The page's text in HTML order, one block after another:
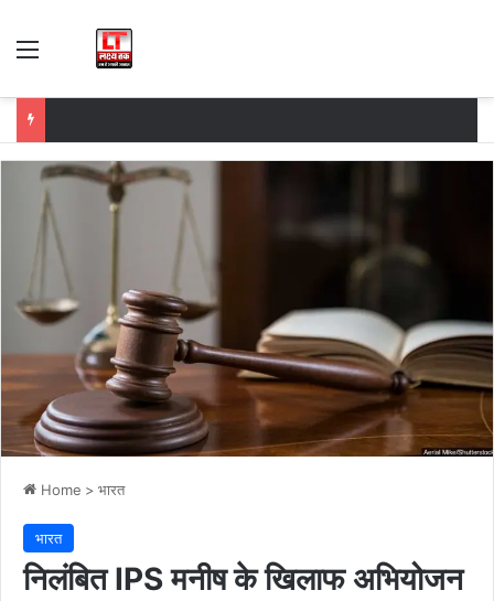
Menu
Home > भारत
भारत
निलंबित IPS मनीष के खिलाफ अभियोजन